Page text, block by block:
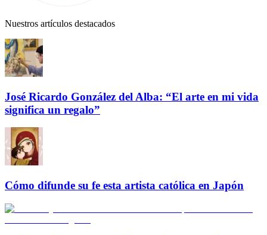
Nuestros artículos destacados
José Ricardo González del Alba: “El arte en mi vida
significa un regalo”
Cómo difunde su fe esta artista católica en Japón